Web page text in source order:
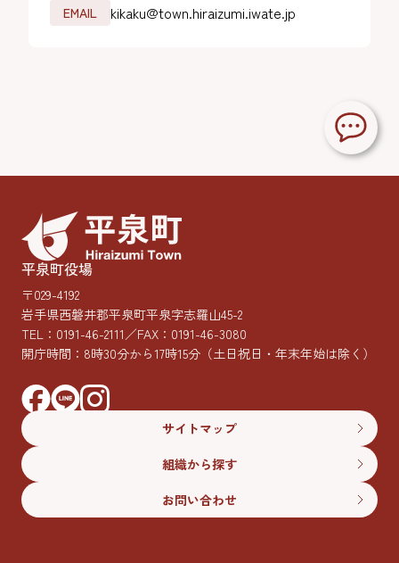
EMAIL kikaku@town.hiraizumi.iwate.jp
平泉町役場
〒029-4192
岩手県西磐井郡平泉町平泉字志羅山45-2
TEL： 0191-46-2111／FAX：0191-46-3080
開庁時間：8時30分から17時15分 （土日祝日・年末年始は除く）
サイトマップ
組織から探す
お問い合わせ